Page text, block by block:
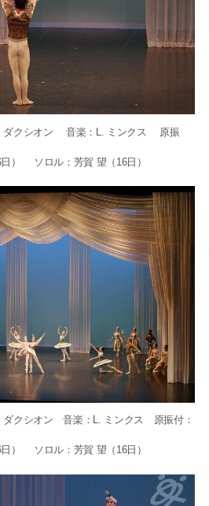
・ダクシオン 音楽：L. ミンクス 原振
日） ソロル：芳賀 望（16日）
ダクシオン 音楽：L. ミンクス 原振付：
日） ソロル：芳賀 望（16日）